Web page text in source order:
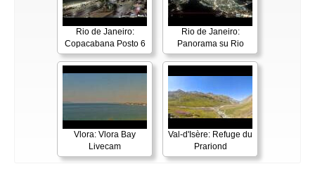
Rio de Janeiro:
Copacabana Posto 6
Rio de Janeiro:
Panorama su Rio
Vlora: Vlora Bay
Livecam
Val-d'Isère: Refuge du
Prariond